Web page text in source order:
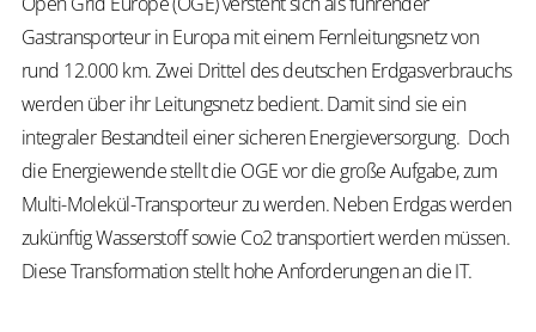
Gastransporteur in Europa mit einem Fernleitungsnetz von
rund 12.000 km. Zwei Drittel des deutschen Erdgasverbrauchs
werden über ihr Leitungsnetz bedient. Damit sind sie ein
integraler Bestandteil einer sicheren Energieversorgung. Doch
die Energiewende stellt die OGE vor die große Aufgabe, zum
Multi-Molekül-Transporteur zu werden. Neben Erdgas werden
zukünftig Wasserstoff sowie Co2 transportiert werden müssen.
Diese Transformation stellt hohe Anforderungen an die IT.